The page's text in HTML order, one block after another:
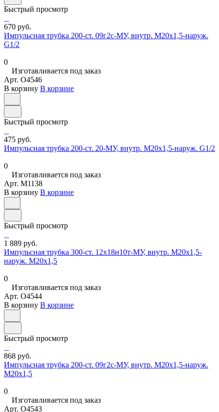
Быстрый просмотр
670 руб.
Импульсная трубка 200-ст. 09г2с-МУ, внутр. М20х1,5-наруж.
G1/2
0
Изготавливается под заказ
Арт. O4546
В корзину В корзине
Быстрый просмотр
475 руб.
Импульсная трубка 200-ст. 20-МУ, внутр. М20х1,5-наруж. G1/2
0
Изготавливается под заказ
Арт. M1138
В корзину В корзине
Быстрый просмотр
1 889 руб.
Импульсная трубка 300-ст. 12х18н10т-МУ, внутр. М20х1,5-
наруж. М20х1,5
0
Изготавливается под заказ
Арт. O4544
В корзину В корзине
Быстрый просмотр
868 руб.
Импульсная трубка 200-ст. 09г2с-МУ, внутр. М20х1,5-наруж.
М20х1,5
0
Изготавливается под заказ
Арт. O4543